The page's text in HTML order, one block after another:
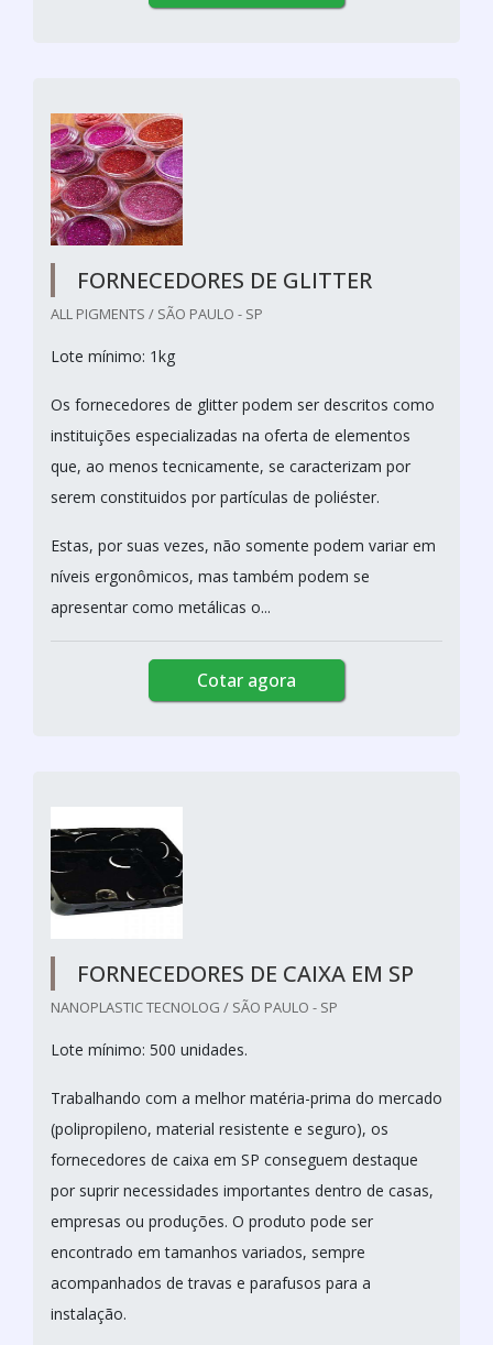
FORNECEDORES DE GLITTER
ALL PIGMENTS / SÃO PAULO - SP
Lote mínimo: 1kg
Os fornecedores de glitter podem ser descritos como
instituições especializadas na oferta de elementos
que, ao menos tecnicamente, se caracterizam por
serem constituidos por partículas de poliéster.
Estas, por suas vezes, não somente podem variar em
níveis ergonômicos, mas também podem se
apresentar como metálicas o...
Cotar agora
FORNECEDORES DE CAIXA EM SP
NANOPLASTIC TECNOLOG / SÃO PAULO - SP
Lote mínimo: 500 unidades.
Trabalhando com a melhor matéria-prima do mercado
(polipropileno, material resistente e seguro), os
fornecedores de caixa em SP conseguem destaque
por suprir necessidades importantes dentro de casas,
empresas ou produções. O produto pode ser
encontrado em tamanhos variados, sempre
acompanhados de travas e parafusos para a
instalação.